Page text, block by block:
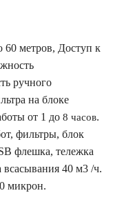
60 метров, Доступ к
ручного
на блоке
от 1 до 8 часов.
фильтры, блок
флешка, тележка
всасывания 40 м3 /ч.
микрон.